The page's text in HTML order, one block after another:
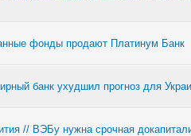
фонды продают Платинум Банк
банк ухудшил прогноз для
// ВЭБу нужна срочная